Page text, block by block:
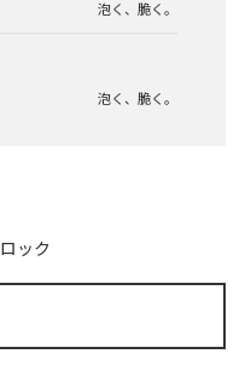
泡く、脆く。
泡く、脆く。
ロック